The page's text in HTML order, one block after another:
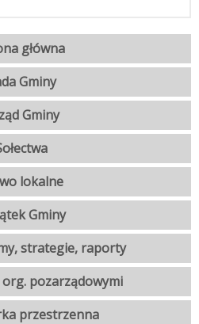
główna
Gminy
Gminy
lokalne
Gminy
strategie, raporty
org. pozarządowymi
przestrzenna